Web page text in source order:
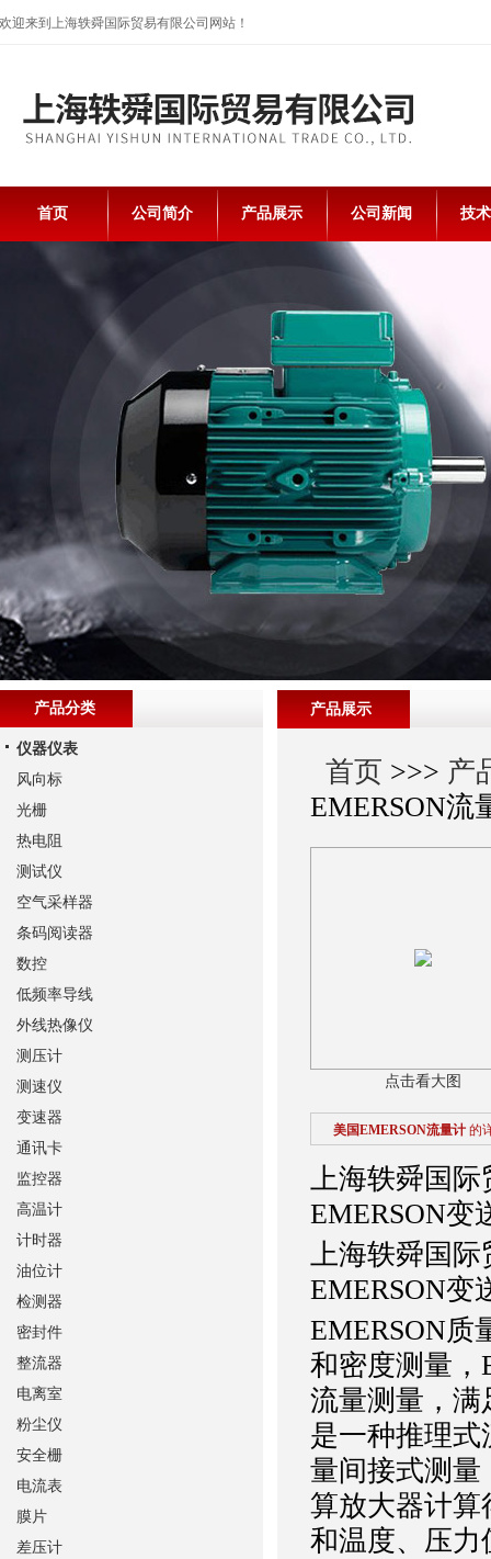
欢迎来到上海轶舜国际贸易有限公司网站！
首页 公司简介 产品展示 公司新闻 技
产品展示
首页 >>> 产
EMERSON流
点击看大图
美国EMERSON流量计 的
上海轶舜国际
EMERSON变
上海轶舜国际
EMERSON变
EMERSON质
和密度测量，
流量测量，满
是一种推理
量间接式测量
算放大器计算
和温度、压力
产品分类
仪器仪表
风向标
光栅
热电阻
测试仪
空气采样器
条码阅读器
数控
低频率导线
外线热像仪
测压计
测速仪
变速器
通讯卡
监控器
高温计
计时器
油位计
检测器
密封件
整流器
电离室
粉尘仪
安全栅
电流表
膜片
差压计